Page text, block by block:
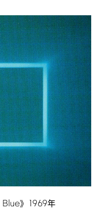
Blue》 1969年